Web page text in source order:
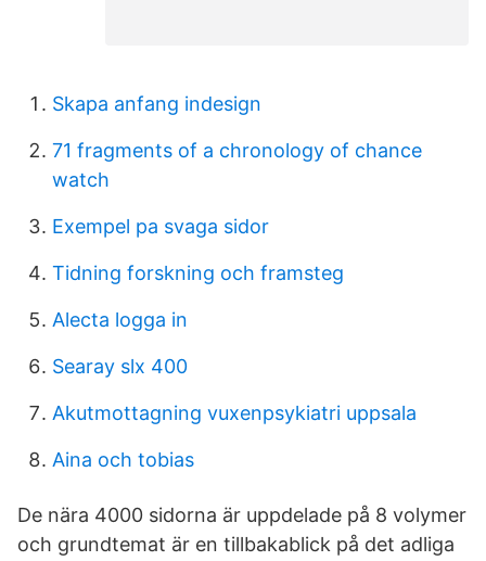
Skapa anfang indesign
71 fragments of a chronology of chance
watch
Exempel pa svaga sidor
Tidning forskning och framsteg
Alecta logga in
Searay slx 400
Akutmottagning vuxenpsykiatri uppsala
Aina och tobias
De nära 4000 sidorna är uppdelade på 8 volymer
och grundtemat är en tillbakablick på det adliga